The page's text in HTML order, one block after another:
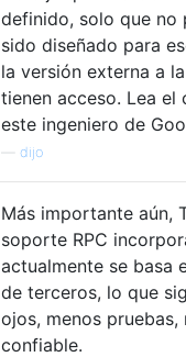
definido, solo que no
sido diseñado para
la versión externa a
tienen acceso. Lea el
este ingeniero de
dijo
Más importante aún,
soporte RPC
actualmente se basa
de terceros, lo que
ojos, menos
confiable.